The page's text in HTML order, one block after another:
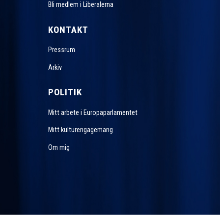
Bli medlem i Liberalerna
KONTAKT
Pressrum
Arkiv
POLITIK
Mitt arbete i Europaparlamentet
Mitt kulturengagemang
Om mig